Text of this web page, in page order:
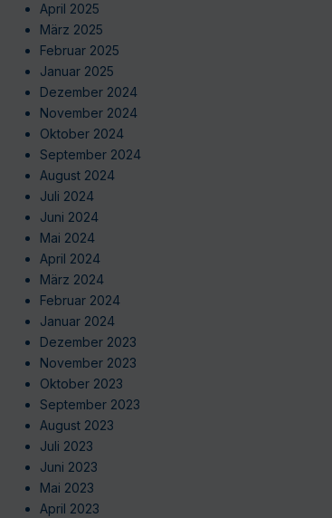
April 2025
März 2025
Februar 2025
Januar 2025
Dezember 2024
November 2024
Oktober 2024
September 2024
August 2024
Juli 2024
Juni 2024
Mai 2024
April 2024
März 2024
Februar 2024
Januar 2024
Dezember 2023
November 2023
Oktober 2023
September 2023
August 2023
Juli 2023
Juni 2023
Mai 2023
April 2023